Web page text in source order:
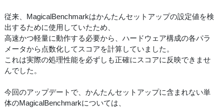
従来、MagicalBenchmarkはかんたんセットアップの設定値を検
出するために使用していたため、
高速かつ軽量に動作する必要から、ハードウェア構成の各パラ
メータから点数化してスコアを計算していました。
これは実際の処理性能を必ずしも正確にスコアに反映できませ
んでした。
今回のアップデートで、かんたんセットアップに含まれない単
体のMagicalBenchmarkについては、